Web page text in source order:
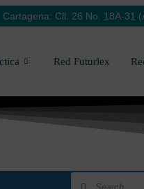
Cartagena: Cll. 26 No. 18A-31
Red Futurlex